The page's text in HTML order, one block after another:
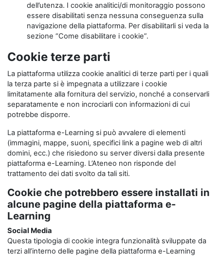
dell’utenza. I cookie analitici/di monitoraggio possono
essere disabilitati senza nessuna conseguenza sulla
navigazione della piattaforma. Per disabilitarli si veda la
sezione “Come disabilitare i cookie”.
Cookie terze parti
La piattaforma utilizza cookie analitici di terze parti per i quali
la terza parte si è impegnata a utilizzare i cookie
limitatamente alla fornitura del servizio, nonché a conservarli
separatamente e non incrociarli con informazioni di cui
potrebbe disporre.
La piattaforma e-Learning si può avvalere di elementi
(immagini, mappe, suoni, specifici link a pagine web di altri
domini, ecc.) che risiedono su server diversi dalla presente
piattaforma e-Learning. L’Ateneo non risponde del
trattamento dei dati svolto da tali siti.
Cookie che potrebbero essere installati in
alcune pagine della piattaforma e-
Learning
Social Media
Questa tipologia di cookie integra funzionalità sviluppate da
terzi all’interno delle pagine della piattaforma e-Learning